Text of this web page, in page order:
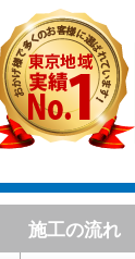
施工の流れ